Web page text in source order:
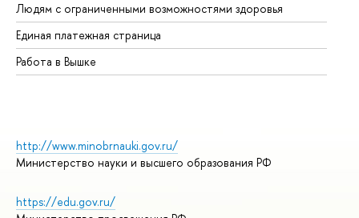
Людям с ограниченными возможностями здоровья
Единая платежная страница
Работа в Вышке
http://www.minobrnauki.gov.ru/
Министерство науки и высшего образования РФ
https://edu.gov.ru/